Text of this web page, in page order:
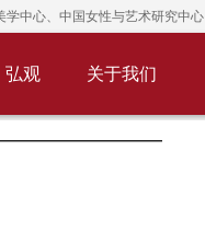
学中心、中国女性与艺术研究中心
弘观 关于我们